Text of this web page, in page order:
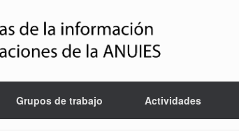
Grupos de trabajo Actividades